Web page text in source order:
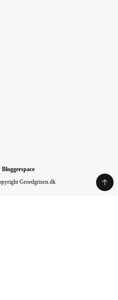
Bloggerspace
Groedgrisen.dk